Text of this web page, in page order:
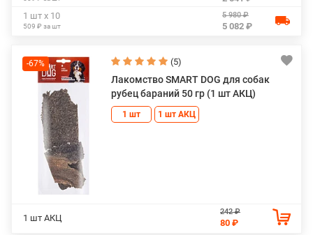
1 шт х 10
509 ₽ за шт
5 980 ₽
5 082 ₽
-67% (5)
Лакомство SMART DOG для собак
рубец бараний 50 гр (1 шт АКЦ)
1 шт 1 шт АКЦ
1 шт АКЦ
242 ₽
80 ₽